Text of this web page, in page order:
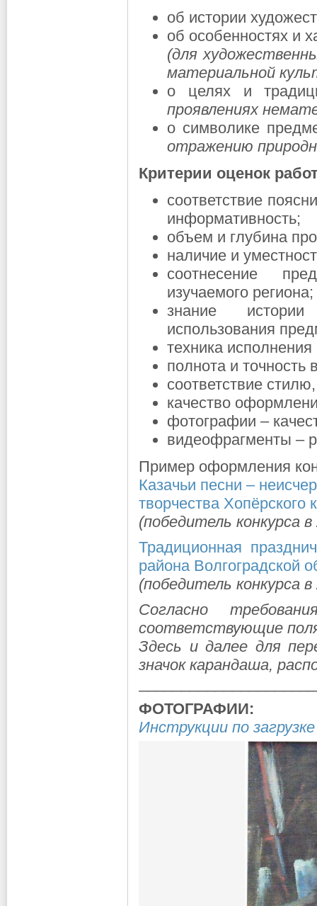
об истории
об особенностях и
(для
материальной
о целях и
проявлениях
о символике
отражению
Критерии оценок
соответствие
информативность;
объем и глубина
наличие и
соотнесение
изучаемого региона;
знание
использования
техника
полнота и точность
соответствие
качество
фотографии –
видеофрагменты –
Пример оформления
Казачьи песни –
творчества Хопёрского
(победитель конкурса в
Традиционная
района Волгоградской
(победитель конкурса в
Согласно
соответствующие
Здесь и далее для
значок карандаша,
ФОТОГРАФИИ:
Инструкции по